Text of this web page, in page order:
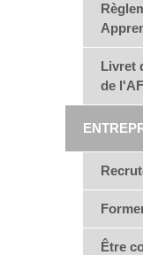
Livret
de
Être